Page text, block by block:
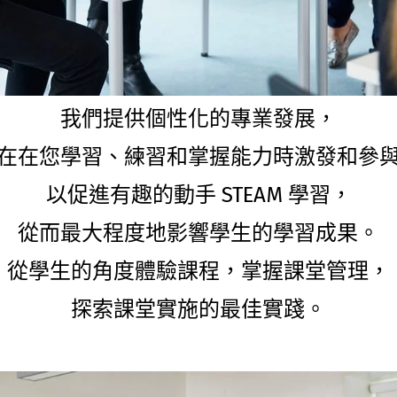
我們提供個性化的專業發展，
在您學習、練習和掌握能力時激發和參
以促進有趣的動手 STEAM 學習，
從而最大程度地影響學生的學習成果。
從學生的角度體驗課程，掌握課堂管理，
探索課堂實施的最佳實踐。